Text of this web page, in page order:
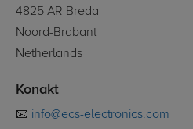
4825 AR Breda
Noord-Brabant
Netherlands
Konakt
📧 info@ecs-electronics.com